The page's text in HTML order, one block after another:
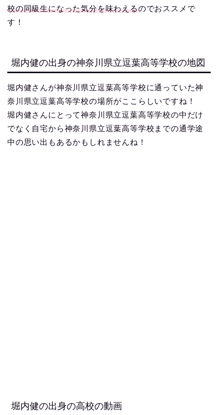
校の同級生になった気分を味わえるのでおススメで
す！
堀内健の出身の神奈川県立逗葉高等学校の地図
堀内健さんが神奈川県立逗葉高等学校に通っていた神
奈川県立逗葉高等学校の場所がここらしいですね！
堀内健さんにとって神奈川県立逗葉高等学校の中だけ
でなく自宅から神奈川県立逗葉高等学校までの通学途
中の思い出もあるかもしれませんね！
堀内健の出身の高校の動画